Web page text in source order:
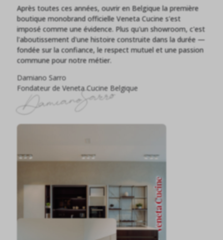
Après toutes ces années, ouvrir en Belgique la première
boutique monobrand officielle Veneta Cucine s'est
imposé comme une évidence. Plus qu'un showroom, c'est
l'aboutissement d'une histoire construite dans la durée —
fondée sur la confiance, le respect mutuel et une passion
commune pour notre métier.
Damiano Sarro
Fondateur de Veneta Cucine Belgique